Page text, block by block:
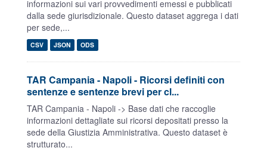
informazioni sui vari provvedimenti emessi e pubblicati
dalla sede giurisdizionale. Questo dataset aggrega i dati
per sede,...
CSV JSON ODS
TAR Campania - Napoli - Ricorsi definiti con
sentenze e sentenze brevi per cl...
TAR Campania - Napoli -> Base dati che raccoglie
informazioni dettagliate sui ricorsi depositati presso la
sede della Giustizia Amministrativa. Questo dataset è
strutturato...